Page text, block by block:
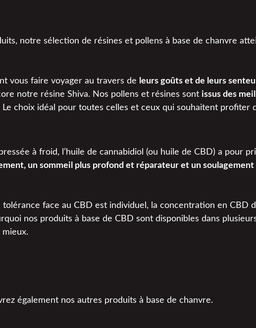
notre sélection de résines et pollens à base de chanvre
vous faire voyager au travers de leurs goûts et de leurs
notre résine Shiva. Nos pollens et résines sont issus des
choix idéal pour toutes celles et ceux qui souhaitent profiter
à froid, l’huile de cannabidiol (ou huile de CBD) a pour
un sommeil plus profond et réparateur et un
face au CBD est individuel, la concentration en CBD
nos produits à base de CBD sont disponibles dans
mieux.
également nos autres produits à base de chanvre.